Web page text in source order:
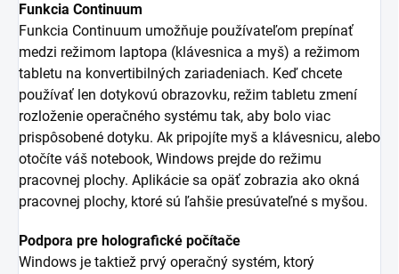
Funkcia Continuum
Funkcia Continuum umožňuje používateľom prepínať
medzi režimom laptopa (klávesnica a myš) a režimom
tabletu na konvertibilných zariadeniach. Keď chcete
používať len dotykovú obrazovku, režim tabletu zmení
rozloženie operačného systému tak, aby bolo viac
prispôsobené dotyku. Ak pripojíte myš a klávesnicu, alebo
otočíte váš notebook, Windows prejde do režimu
pracovnej plochy. Aplikácie sa opäť zobrazia ako okná
pracovnej plochy, ktoré sú ľahšie presúvateľné s myšou.
Podpora pre holografické počítače
Windows je taktiež prvý operačný systém, ktorý